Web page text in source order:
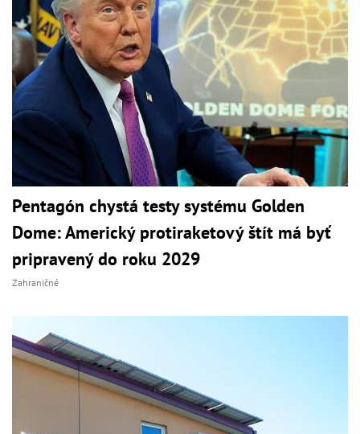
Pentagón chystá testy systému Golden
Dome: Americký protiraketový štít má byť
pripravený do roku 2029
Zahraničné